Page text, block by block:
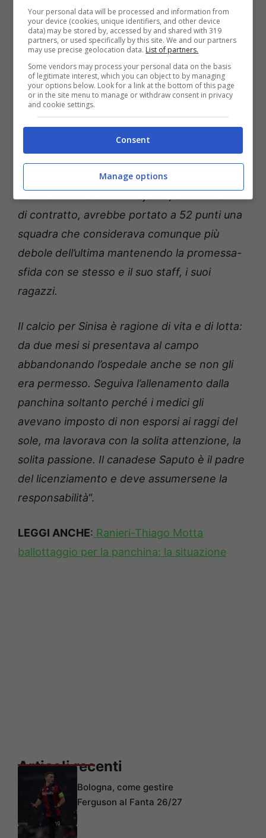
incassando 45 milioni e acquistato seconde e
terze scelte.
Finisce malissimo una storia di valori prima
esaltati e poi demoliti, con il sospetto che
l’impopolare decisione sia diventata
utilmente popolare anche per quella sconcia
esibizione di condanna di Sinisa effettuata da
certa tifoseria innominata, odiatori senza
volto, rapinatori di sentimenti meglio
definibili utili idioti… Mihajlovic, all’ultimo anno
di contratto, avrebbe portato a 52 punti una
squadra che considerava comunque più
debole dell’ultima mantenendo la promessa-
sfida con se stesso e il suo staff, i suoi
ragazzi.
Il calcio per Sinisa è ragione di vita e di lotta:
da due mesi si presentava al campo
abbandonando l’ospedale anche se non gli
era permesso. Seguiva l’allenamento dalla
panchina soltanto perché i medici gli
avevano imposto di non esporsi ai raggi del
sole, ma lavorava con la solita attenzione, la
solita passione. Il canadese Saputo è il padre
del licenziamento e deve assumersene la
responsabilità“.
LEGGI ANCHE: Ranieri-Thiago Motta
ballottaggio per la panchina: la situazione
Articoli recenti
Bologna, come gestire
Ferguson al Fanta 26/27
Your personal data will be processed and information from
your device (cookies, unique identifiers, and other device
data) may be stored by, accessed by and shared with 319
partners, or used specifically by this site. We and our partners
may use precise geolocation data. List of partners.
Some vendors may process your personal data on the basis
of legitimate interest, which you can object to by managing
your options below. Look for a link at the bottom of this page
or in the site menu to manage or withdraw consent in privacy
and cookie settings.
Consent
Manage options